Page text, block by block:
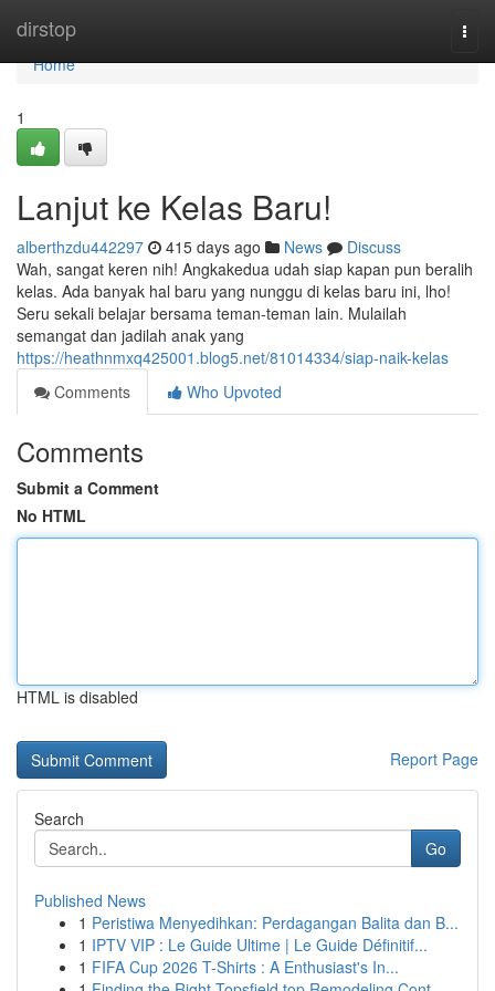
dirstop
Home
Home
1
Lanjut ke Kelas Baru!
alberthzdu442297 415 days ago News
Discuss
Wah, sangat keren nih! Angkakedua udah siap kapan pun beralih
kelas. Ada banyak hal baru yang nunggu di kelas baru ini, lho!
Seru sekali belajar bersama teman-teman lain. Mulailah
semangat dan jadilah anak yang
https://heathnmxq425001.blog5.net/81014334/siap-naik-kelas
Comments
Who Upvoted
Comments
Submit a Comment
No HTML
HTML is disabled
Report Page
Search
Go
Published News
1 Peristiwa Menyedihkan: Perdagangan Balita dan B...
1 IPTV VIP : Le Guide Ultime | Le Guide Définitif...
1 FIFA Cup 2026 T-Shirts : A Enthusiast's In...